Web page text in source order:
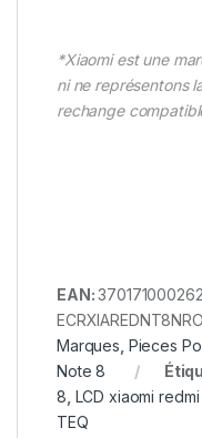
*Xiaomi est une
ni ne représentons
rechange
EAN:
Marques Pieces
Note 8
8 LCD xiaomi
TEQ